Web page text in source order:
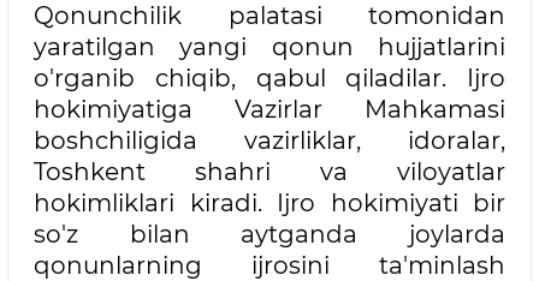
Qonunchilik palatasi tomonidan
yaratilgan yangi qonun hujjatlarini
o'rganib chiqib, qabul qiladilar. Ijro
hokimiyatiga Vazirlar Mahkamasi
boshchiligida vazirliklar, idoralar,
Toshkent shahri va viloyatlar
hokimliklari kiradi. Ijro hokimiyati bir
so'z bilan aytganda joylarda
qonunlarning ijrosini ta'minlash